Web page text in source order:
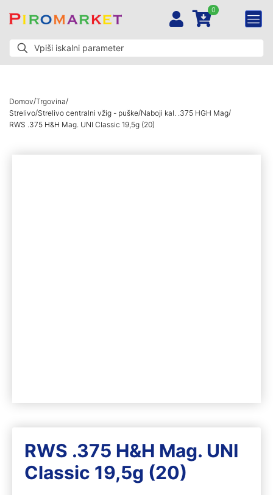
0
Domov/Trgovina/
Strelivo/Strelivo centralni vžig - puške/Naboji kal. .375 HGH Mag/
RWS .375 H&H Mag. UNI Classic 19,5g (20)
RWS .375 H&H Mag. UNI
Classic 19,5g (20)